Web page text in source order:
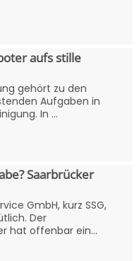
aufs stille
gehört zu den
Aufgaben in
In ...
Saarbrücker
GmbH, kurz SSG,
Der
hat offenbar ein...